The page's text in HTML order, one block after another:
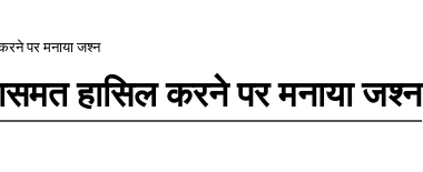
पर मनाया जश्न
हासिल करने पर मनाया जश्न